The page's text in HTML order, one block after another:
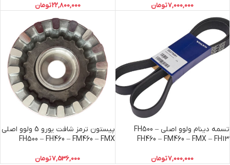
7,000,000تومان 22,800,000تومان
تسمه دینام ولوو اصلی FH500 –
FH460 – FM460 – FMX – FH13
7,000,000تومان
پیستون ترمز شافت یورو 5 ولوو اصلی
FH500 – FH460 – FM460 – FMX
7,536,000تومان